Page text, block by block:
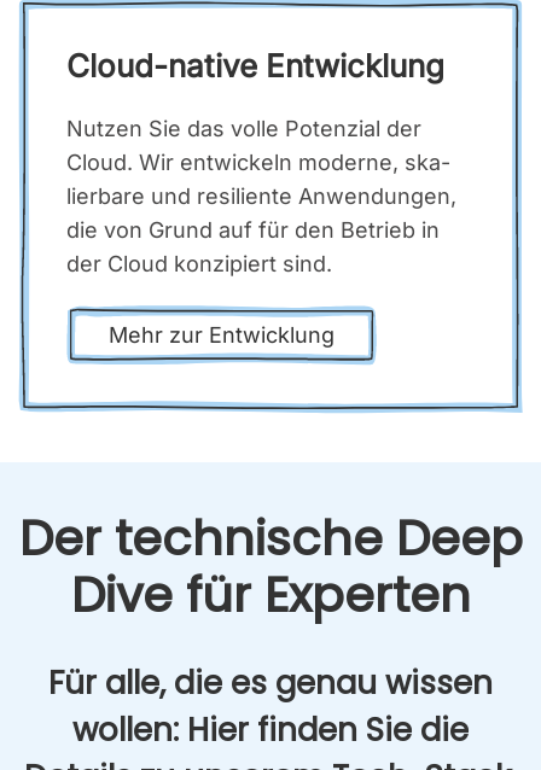
Cloud-nati­ve Ent­wick­lung
Nut­zen Sie das vol­le Poten­zi­al der
Cloud. Wir ent­wi­ckeln moder­ne, ska­
lier­ba­re und resi­li­en­te Anwen­dun­gen,
die von Grund auf für den Betrieb in
der Cloud kon­zi­piert sind.
Mehr zur Ent­wick­lung
Der tech­ni­sche Deep
Dive für Exper­ten
Für alle, die es genau wis­sen
wol­len: Hier fin­den Sie die